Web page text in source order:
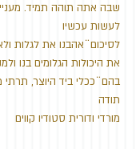
שבה אתה תוהה תמיד.
לעשות עכשיו
לסיכום ̈ אהבנו את לגלות
את היכולות הגלומים בנו
בהם ̈ ככלי ביד היוצר,
תודה
מורדי ודורית סטודיו קווים